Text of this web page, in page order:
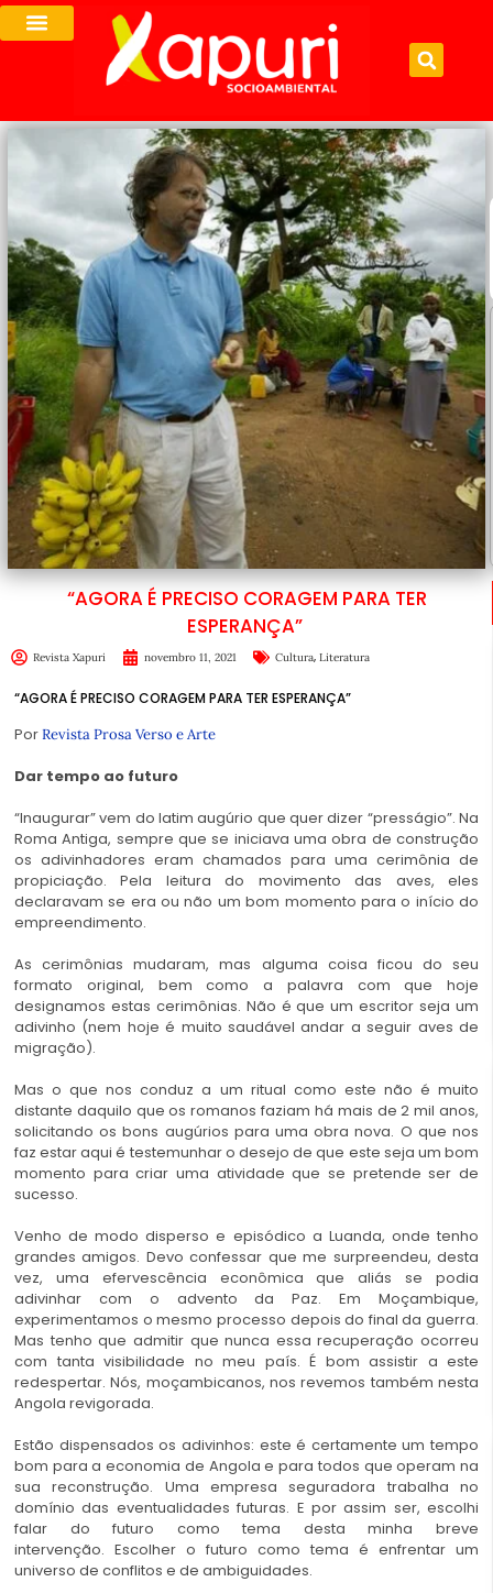
“AGORA É PRECISO CORAGEM PARA TER
ESPERANÇA”
Revista Xapuri novembro 11, 2021 Cultura, Literatura
“AGORA É PRECISO CORAGEM PARA TER ESPERANÇA”
PorRevista Prosa Verso e Arte
Dar tempo ao futuro
“Inaugurar” vem do latim augúrio que quer dizer “presságio”. Na
Roma Antiga, sempre que se iniciava uma obra de construção
os adivinhadores eram chamados para uma cerimônia de
propiciação. Pela leitura do movimento das aves, eles
declaravam se era ou não um bom momento para o início do
empreendimento.
As cerimônias mudaram, mas alguma coisa ficou do seu
formato original, bem como a palavra com que hoje
designamos estas cerimônias. Não é que um escritor seja um
adivinho (nem hoje é muito saudável andar a seguir aves de
migração).
Mas o que nos conduz a um ritual como este não é muito
distante daquilo que os romanos faziam há mais de 2 mil anos,
solicitando os bons augúrios para uma obra nova. O que nos
faz estar aqui é testemunhar o desejo de que este seja um bom
momento para criar uma atividade que se pretende ser de
sucesso.
Venho de modo disperso e episódico a Luanda, onde tenho
grandes amigos. Devo confessar que me surpreendeu, desta
vez, uma efervescência econômica que aliás se podia
adivinhar com o advento da Paz. Em Moçambique,
experimentamos o mesmo processo depois do final da guerra.
Mas tenho que admitir que nunca essa recuperação ocorreu
com tanta visibilidade no meu país. É bom assistir a este
redespertar. Nós, moçambicanos, nos revemos também nesta
Angola revigorada.
Estão dispensados os adivinhos: este é certamente um tempo
bom para a economia de Angola e para todos que operam na
sua reconstrução. Uma empresa seguradora trabalha no
domínio das eventualidades futuras. E por assim ser, escolhi
falar do futuro como tema desta minha breve
intervenção. Escolher o futuro como tema é enfrentar um
universo de conflitos e de ambiguidades.